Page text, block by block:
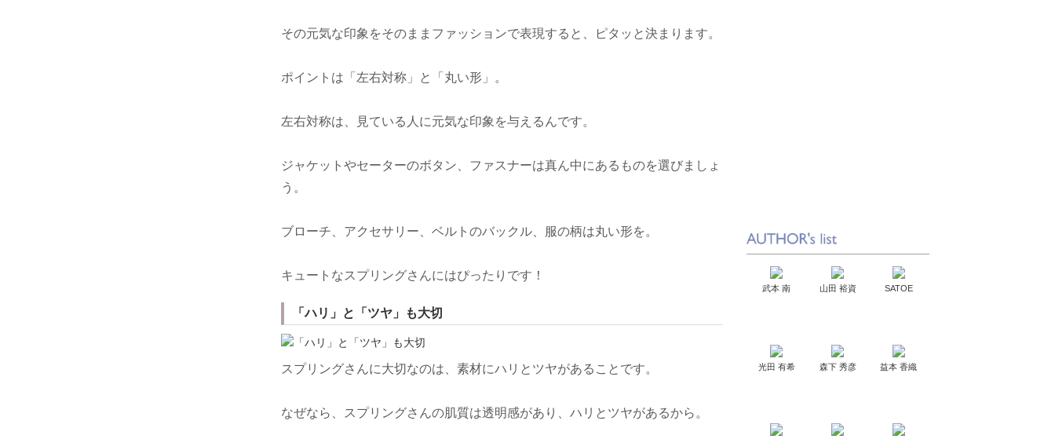
その元気な印象をそのままファッションで表現すると、ピタッと決まります。
ポイントは「左右対称」と「丸い形」。
左右対称は、見ている人に元気な印象を与えるんです。
ジャケットやセーターのボタン、ファスナーは真ん中にあるものを選びましょ
う。
ブローチ、アクセサリー、ベルトのバックル、服の柄は丸い形を。
キュートなスプリングさんにはぴったりです！
「ハリ」と「ツヤ」も大切
スプリングさんに大切なのは、素材にハリとツヤがあることです。
なぜなら、スプリングさんの肌質は透明感があり、ハリとツヤがあるから。
武本 南 山田 裕資 SATOE
光田 有希 森下 秀彦 益本 香織